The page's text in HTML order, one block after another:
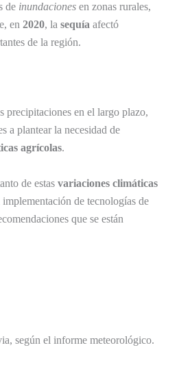
de inundaciones en zonas rurales,
en 2020, la sequía afectó
de la región.
precipitaciones en el largo plazo,
a plantear la necesidad de
agrícolas.
de estas variaciones climáticas
de tecnologías de
que se están
según el informe meteorológico.